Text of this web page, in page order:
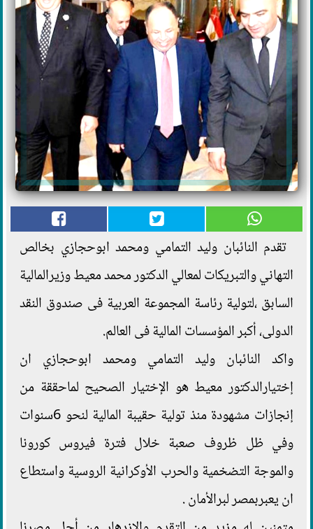
تقدم النائبان وليد التمامي ومحمد ابوحجازي بخالص
التهاني والتبريكات لمعالي الدكتور محمد معيط وزيرالمالية
السابق ،لتولية رئاسة المجموعة العربية فى صندوق النقد
الدولى، أكبر المؤسسات المالية فى العالم.
واكد النائبان وليد التمامي ومحمد ابوحجازي ان
إختيارالدكتور معيط هو الإختيار الصحيح لماحققة من
إنجازات مشهودة منذ تولية حقيبة المالية لنحو 6سنوات
وفي ظل ظروف صعبة خلال فترة فيروس كورونا
والموجة التضخمية والحرب الأوكرانية الروسية واستطاع
ان يعبربمصر لبرالأمان .